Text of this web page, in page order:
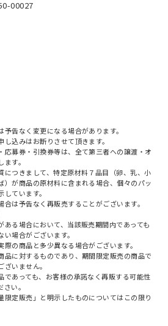
00027
告なく変更になる場合があります。
込みはお断りさせて頂きます。
応募券・引換券等は、全て第三者への譲渡・オ
す。
につきまして、特定原材料７品目（卵、乳、小
）が商品の原材料に含まれる場合、個々のパッ
ています。
は予告なく再販売することがございます。
る場合において、当該販売期間内であっても
場合がございます。
の商品と多少異なる場合がございます。
品に対するものであり、期間限定販売の商品で
いません。
であっても、お客様の承諾なく再販する可能性
い。
限定販売」と明示したものについてはこの限り